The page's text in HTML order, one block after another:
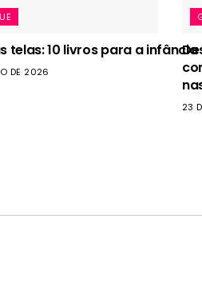
telas: 10 livros para a infância
DE 2026
23